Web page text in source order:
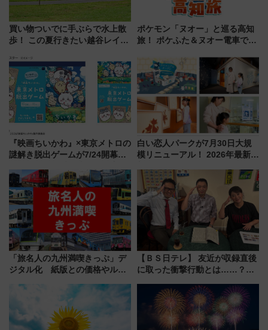
買い物ついでに手ぶらで水上散
歩！ この夏行きたい越谷レイク
ア「LAKESIDE PARK」（埼玉
県越谷市）
ポケモン「ヌオー」と巡る高知
旅！ ポケふた＆ヌオー電車で楽
路の絶景と絶品グルメを満喫！
（7月18日スタート）
『映画ちいかわ』×東京メトロの
謎解き脱出ゲームが7/24開幕！
遊び方を解説！（7/10発売開
始）
白い恋人パークが7月30日大規
模リニューアル！ 2026年最新の
と料金・アクセスを徹底解説
（札幌市）
「旅名人の九州満喫きっぷ」デ
ジタル化 紙版との価格やルー
【ＢＳ日テレ】 友近が収録直後
に取った衝撃行動とは……？
で極上の夏祭り鉄道旅を放送